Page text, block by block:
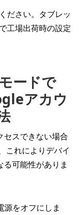
ださい。タブレッ
工場出荷時の設定
ードで
アカウ
セスできない場合
これによりデバイ
る可能性がありま
をオフにしま